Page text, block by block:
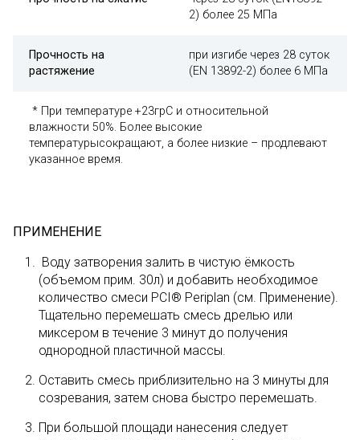
2) более 25 МПа
Прочность на
растяжение
при изгибе через 28 суток
(EN 13892-2) более 6 МПа
* При температуре +23грC и относительной
влажности 50%. Более высокие
температурысокращают, а более низкие – продлевают
указанное время.
ПРИМЕНЕНИЕ
Воду затворения залить в чистую ёмкость
(объемом прим. 30л) и добавить необходимое
количество смеси PCI® Periplan (см. Применение).
Тщательно перемешать смесь дрелью или
миксером в течение 3 минут до получения
однородной пластичной массы.
Оставить смесь приблизительно на 3 минуты для
cозревания, затем снова быстро перемешать.
При большой площади нанесения следует